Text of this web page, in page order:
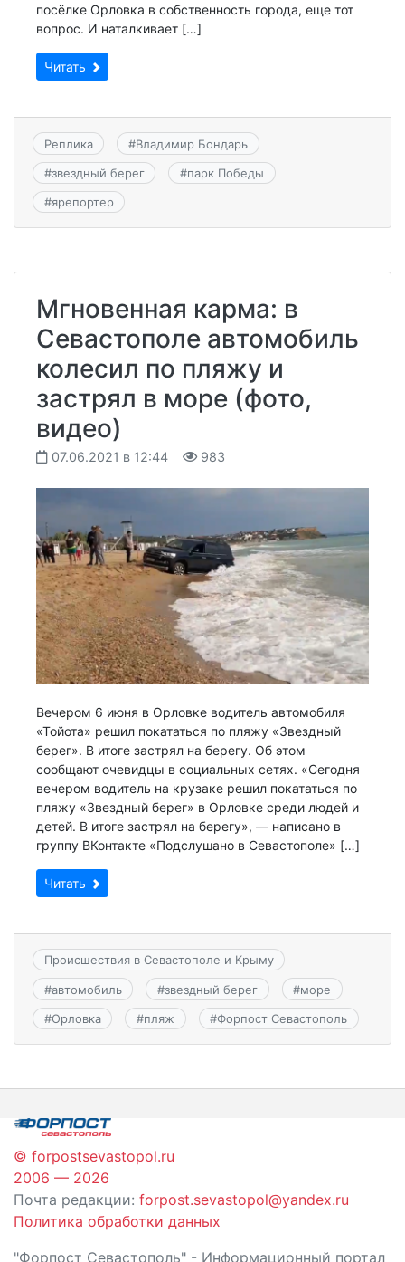
посёлке Орловка в собственность города, еще тот
вопрос. И наталкивает […]
Читать
Реплика #Владимир Бондарь
#звездный берег #парк Победы
#ярепортер
Мгновенная карма: в
Севастополе автомобиль
колесил по пляжу и
застрял в море (фото,
видео)
07.06.2021 в 12:44 983
Вечером 6 июня в Орловке водитель автомобиля
«Тойота» решил покататься по пляжу «Звездный
берег». В итоге застрял на берегу. Об этом
сообщают очевидцы в социальных сетях. «Сегодня
вечером водитель на крузаке решил покататься по
пляжу «Звездный берег» в Орловке среди людей и
детей. В итоге застрял на берегу», — написано в
группу ВКонтакте «Подслушано в Севастополе» […]
Читать
Происшествия в Севастополе и Крыму
#автомобиль #звездный берег #море
#Орловка #пляж #Форпост Севастополь
© forpostsevastopol.ru
2006 — 2026
Почта редакции: forpost.sevastopol@yandex.ru
Политика обработки данных
"Форпост Севастополь" - Информационный портал